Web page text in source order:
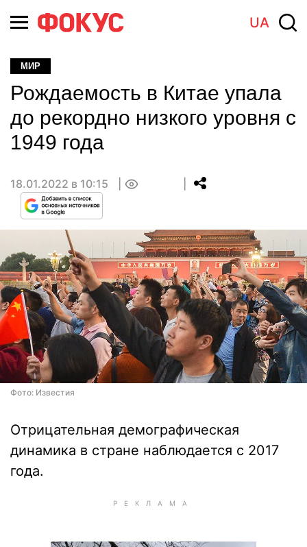
UA
МИР
Рождаемость в Китае упала
до рекордно низкого уровня с
1949 года
18.01.2022 в 10:15
Фото: Известия
Отрицательная демографическая
динамика в стране наблюдается с 2017
года.